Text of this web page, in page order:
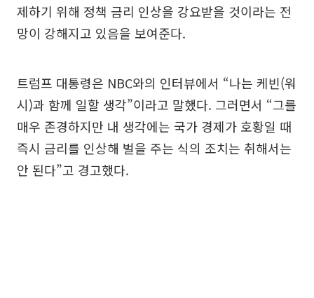
제하기 위해 정책 금리 인상을 강요받을 것이라는 전
망이 강해지고 있음을 보여준다.
트럼프 대통령은 NBC와의 인터뷰에서 “나는 케빈(워
시)과 함께 일할 생각”이라고 말했다. 그러면서 “그를
매우 존경하지만 내 생각에는 국가 경제가 호황일 때
즉시 금리를 인상해 벌을 주는 식의 조치는 취해서는
안 된다”고 경고했다.